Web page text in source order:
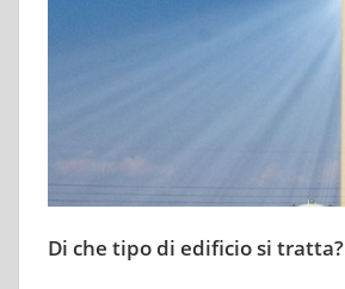
Di che tipo di edificio si tratta?